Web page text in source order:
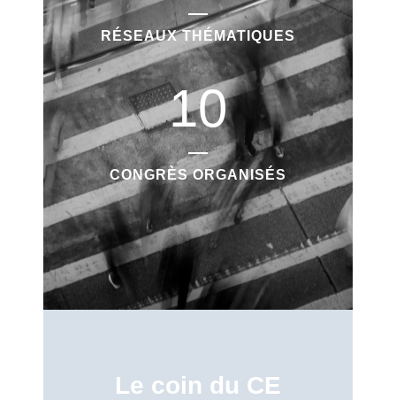
RÉSEAUX THÉMATIQUES
10
CONGRÈS ORGANISÉS
Le coin du CE